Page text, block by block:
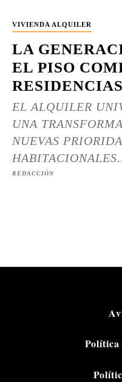
VIVIENDA ALQUILER
LA
EL PISO
EL ALQUILER
UNA
NUEVAS
REDACCIÓN